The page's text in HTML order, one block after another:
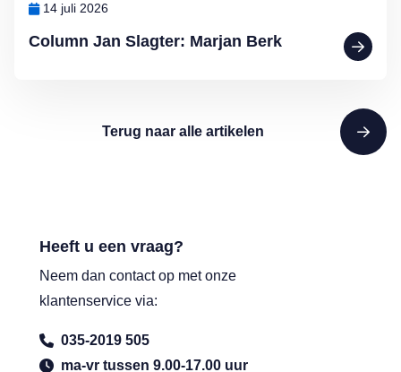
Column Jan Slagter: Marjan Berk
14 juli 2026
Terug naar alle artikelen
Heeft u een vraag?
Neem dan contact op met onze
klantenservice via:
035-2019 505
ma-vr tussen 9.00-17.00 uur